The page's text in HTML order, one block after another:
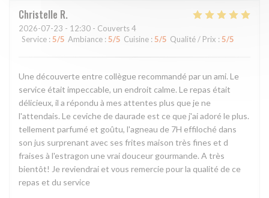
Christelle R
2026-07-23 - 12:30 - Couverts 4
Service : 5/5 Ambiance : 5/5 Cuisine : 5/5 Qualité / Prix : 5/5
Une découverte entre collègue recommandé par un ami. Le
service était impeccable, un endroit calme. Le repas était
délicieux, il a répondu à mes attentes plus que je ne
l'attendais. Le ceviche de daurade est ce que j'ai adoré le plus.
tellement parfumé et goûtu, l'agneau de 7H effiloché dans
son jus surprenant avec ses frites maison très fines et d
fraises à l'estragon une vrai douceur gourmande. A très
bientôt! Je reviendrai et vous remercie pour la qualité de ce
repas et du service